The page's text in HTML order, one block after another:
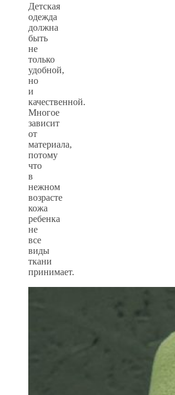
Детская
одежда
должна
быть
не
только
удобной,
но
и
качественной.
Многое
зависит
от
материала,
потому
что
в
нежном
возрасте
кожа
ребенка
не
все
виды
ткани
принимает.